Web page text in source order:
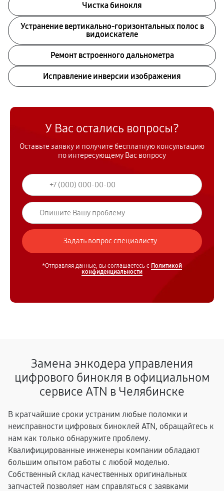
Чистка бинокля
Устранение вертикально-горизонтальных полос в
видоискателе
Ремонт встроенного дальнометра
Исправление инверсии изображения
У Вас остались вопросы?
Оставьте заявку и получите бесплатную консультацию
по интересующему Вас вопросу
*Отправляя данные, вы соглашаетесь с Политикой
конфиденциальности
Замена энкодера управления
цифрового бинокля в официальном
сервисе ATN в Челябинске
В кратчайшие сроки устраним любые поломки и
неисправности цифровых биноклей ATN, обращайтесь к
нам как только обнаружите проблему.
Квалифицированные инженеры компании обладают
большим опытом работы с любой моделью.
Собственный склад качественных оригинальных
запчастей позволяет нам справляться с заявками